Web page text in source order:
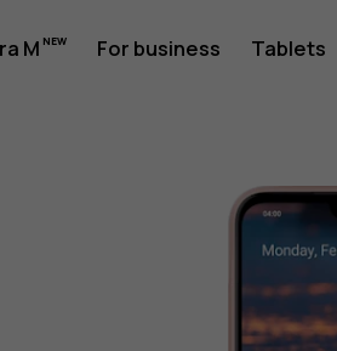
M For business Tablets